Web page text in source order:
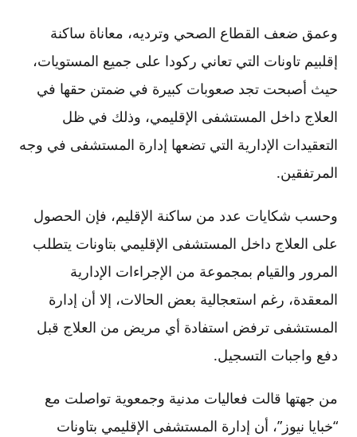
وعمق ضعف القطاع الصحي وترديه، معاناة ساكنة
إقلبيم تاونات التي تعاني ركودا على جميع المستويات،
حيث أصبحت تجد صعوبات كبيرة في ضمتن حقها في
العلاج داخل المستشفى الإقليمي، وذلك في ظل
التعقيدات الإدارية التي تضعها إدارة المستشفى في وجه
المرتفقين.
وحسب شكايات عدد من ساكنة الإقليم، فإن الحصول
على العلاج داخل المستشفى الإقليمي بتاونات يتطلب
المرور والقيام بمجموعة من الإجراءات الإدارية
المعقدة، رغم استعجالية بعض الحالات، إلا أن إدارة
المستشفى ترفض استفادة أي مريض من العلاج قبل
دفع واجبات التسجيل.
من جهتها قالت فعاليات مدنية وجمعوية تواصلت مع
“خبايا نيوز”، أن إدارة المستشفى الإقليمي بتاونات